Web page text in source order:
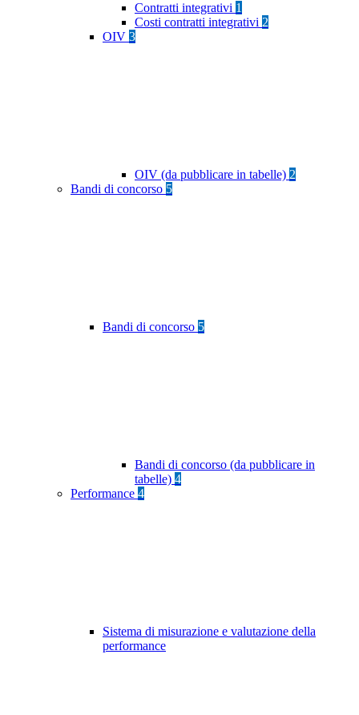
Contratti integrativi 1
Costi contratti integrativi 2
OIV 3
OIV (da pubblicare in tabelle) 2
Bandi di concorso 5
Bandi di concorso 5
Bandi di concorso (da pubblicare in
tabelle) 4
Performance 4
Sistema di misurazione e valutazione della
performance